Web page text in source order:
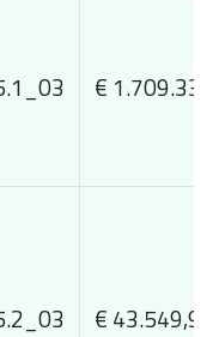
€
€ 43.549,92